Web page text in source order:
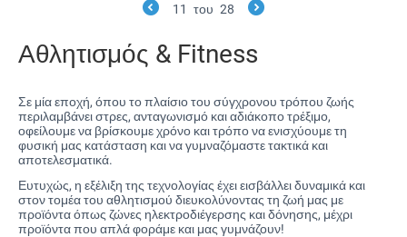
11
του 28
Αθλητισμός & Fitness
Σε μία εποχή, όπου το πλαίσιο του σύγχρονου τρόπου ζωής
περιλαμβάνει στρες, ανταγωνισμό και αδιάκοπο τρέξιμο,
οφείλουμε να βρίσκουμε χρόνο και τρόπο να ενισχύουμε τη
φυσική μας κατάσταση και να γυμναζόμαστε τακτικά και
αποτελεσματικά.
Ευτυχώς, η εξέλιξη της τεχνολογίας έχει εισβάλλει δυναμικά και
στον τομέα του αθλητισμού διευκολύνοντας τη ζωή μας με
προϊόντα όπως ζώνες ηλεκτροδιέγερσης και δόνησης, μέχρι
προϊόντα που απλά φοράμε και μας γυμνάζουν!